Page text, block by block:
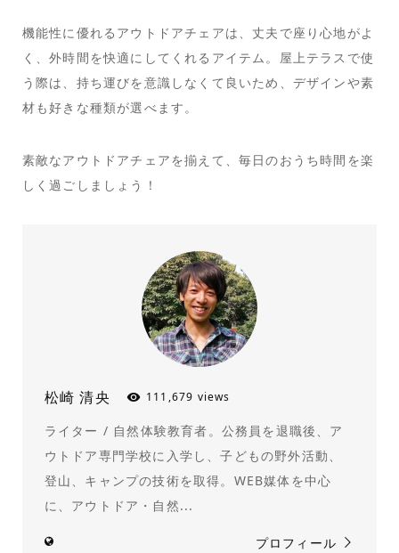
機能性に優れるアウトドアチェアは、丈夫で座り心地がよ
く、外時間を快適にしてくれるアイテム。屋上テラスで使
う際は、持ち運びを意識しなくて良いため、デザインや素
材も好きな種類が選べます。
素敵なアウトドアチェアを揃えて、毎日のおうち時間を楽
しく過ごしましょう！
松崎 清央 111,679 views
ライター / 自然体験教育者。公務員を退職後、ア
ウトドア専門学校に入学し、子どもの野外活動、
登山、キャンプの技術を取得。WEB媒体を中心
に、アウトドア・自然...
プロフィール